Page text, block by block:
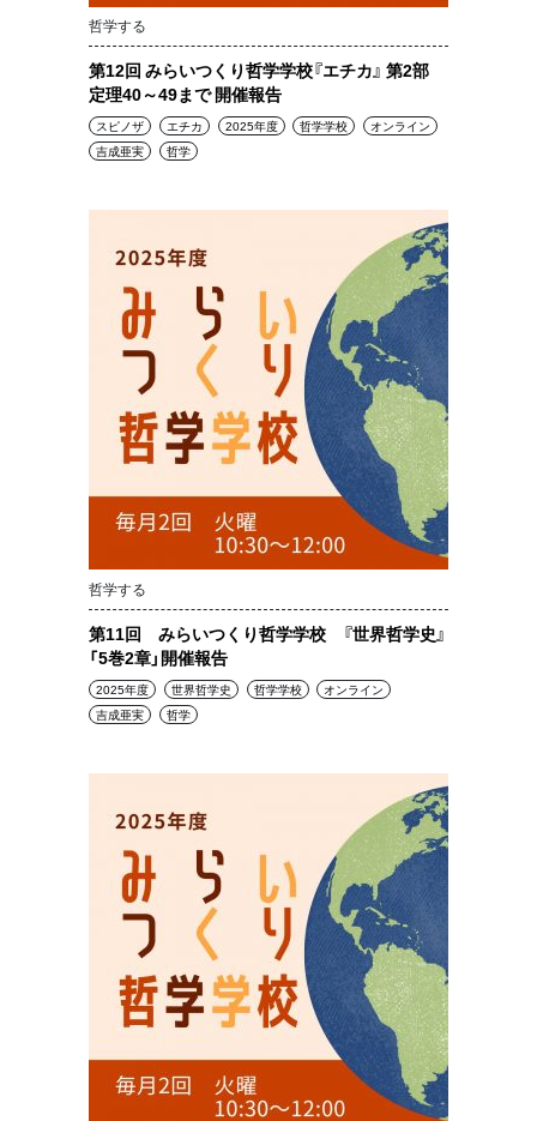
哲学する
第12回 みらいつくり哲学学校『エチカ』 第2部
定理40～49まで 開催報告
スピノザ エチカ 2025年度 哲学学校
オンライン
吉成亜実
哲学
哲学する
第11回 みらいつくり哲学学校 『世界哲学史』
「5巻2章」開催報告
2025年度 世界哲学史 哲学学校
オンライン
吉成亜実
哲学